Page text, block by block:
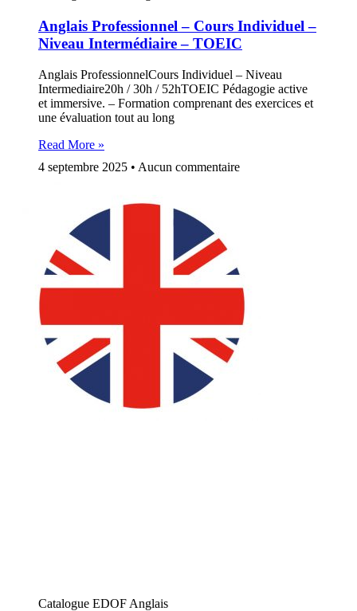
Anglais Professionnel – Cours Individuel –
Niveau Intermédiaire – TOEIC
Anglais ProfessionnelCours Individuel – Niveau
Intermediaire20h / 30h / 52hTOEIC Pédagogie active
et immersive. – Formation comprenant des exercices et
une évaluation tout au long
Read More »
4 septembre 2025
Aucun commentaire
Catalogue EDOF Anglais